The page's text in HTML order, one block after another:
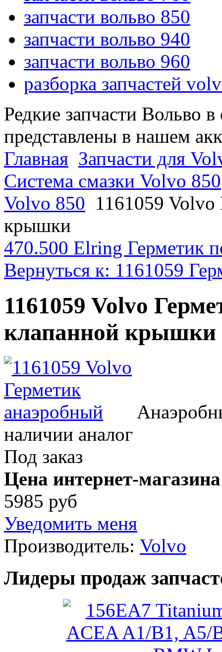
запчасти вольво 850
запчасти вольво 940
запчасти вольво 960
разборка запчастей
Редкие запчасти Вольво
представлены в нашем
Главная Запчасти для
Система смазки Volvo 850
Volvo 850 1161059 Volvo
крышки
470.500 Elring Герметик
Вернуться к: 1161059
1161059 Volvo
клапанной крышки
наличии аналог
Под заказ
Цена интернет-
5985 руб
Уведомить меня
Производитель: Volvo
Лидеры продаж